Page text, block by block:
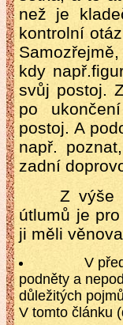
než je
kontrolní
kdy
svůj postoj.
po
postoj. A
např.
zadní
Z výše
útlumů je
ji měli
V
podněty a
důležitých
V tomto článku